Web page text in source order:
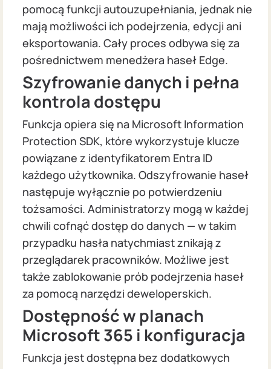
pomocą funkcji autouzupełniania, jednak nie
mają możliwości ich podejrzenia, edycji ani
eksportowania. Cały proces odbywa się za
pośrednictwem menedżera haseł Edge.
Szyfrowanie danych i pełna
kontrola dostępu
Funkcja opiera się na Microsoft Information
Protection SDK, które wykorzystuje klucze
powiązane z identyfikatorem Entra ID
każdego użytkownika. Odszyfrowanie haseł
następuje wyłącznie po potwierdzeniu
tożsamości. Administratorzy mogą w każdej
chwili cofnąć dostęp do danych — w takim
przypadku hasła natychmiast znikają z
przeglądarek pracowników. Możliwe jest
także zablokowanie prób podejrzenia haseł
za pomocą narzędzi deweloperskich.
Dostępność w planach
Microsoft 365 i konfiguracja
Funkcja jest dostępna bez dodatkowych